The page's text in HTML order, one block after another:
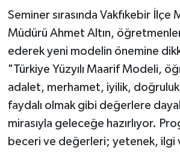
Seminer sırasında Vakfıkebir İlçe
Müdürü Ahmet Altın,
ederek yeni modelin önemine
"Türkiye Yüzyılı Maarif Modeli,
adalet, merhamet, iyilik, doğruluk,
faydalı olmak gibi değerlere
mirasıyla geleceğe hazırlıyor.
beceri ve değerleri; yetenek, ilgi